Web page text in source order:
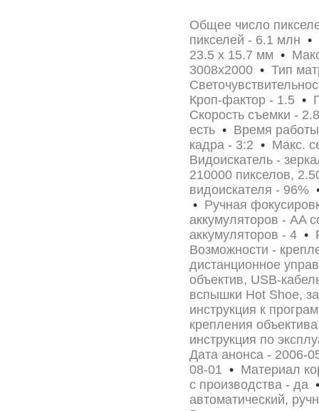
Общее число
пикселей - 6.1 млн •
23.5 x 15.7 мм •
3008x2000 • Тип
Кроп-фактор - 1.5 •
Скорость съемки -
есть • Время
кадра - 3:2 • Макс.
Видоискатель -
210000 пикселов,
видоискателя - 96%
• Ручная
аккумуляторов - AA
аккумуляторов - 4 •
Возможности -
дистанционное
объектив, USB-
вспышки Hot Shoe,
инструкция к
крепления
инструкция по
Дата анонса - 2006-
08-01 • Материал
с производства - да •
автоматический,